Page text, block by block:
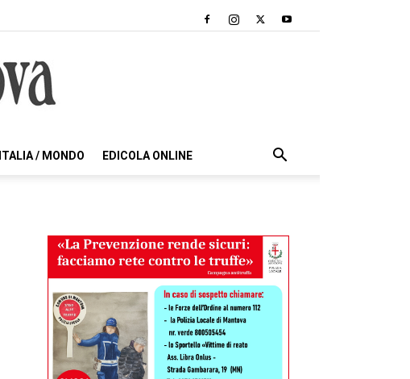
ITALIA / MONDO EDICOLA ONLINE